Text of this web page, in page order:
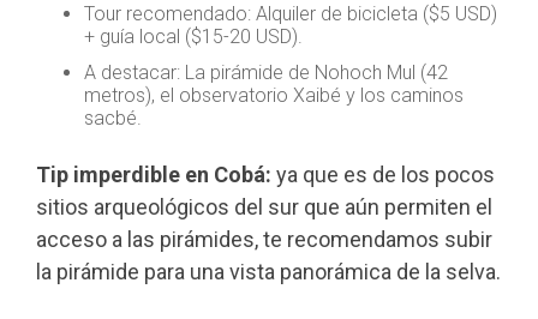
Tour recomendado: Alquiler de bicicleta ($5 USD)
+ guía local ($15-20 USD).
A destacar: La pirámide de Nohoch Mul (42
metros), el observatorio Xaibé y los caminos
sacbé.
Tip imperdible en Cobá: ya que es de los pocos
sitios arqueológicos del sur que aún permiten el
acceso a las pirámides, te recomendamos subir
la pirámide para una vista panorámica de la selva.